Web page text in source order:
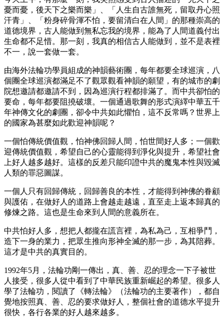
憂而憂，後天下之樂而樂」、「人生自古誰無死，留取丹心照
汗青」、「粉身碎骨渾不怕，要留清白在人間」的那種崇高的
道德境界，古人能做到無私忘我的境界，能為了人間道義付出
生命都不足惜。那一刻，我真的相信古人能做到，並不是表裡
不一，說一套做一套。
由海外法輪功學員組成的神韻藝術團，每年都要全球巡演，八
個團全球巡演都滿足不了觀眾觀看神韻的願望，有的城市的劇
院想邀請都邀請不到，因為巡演行程都排滿了。而中共卻怕的
要命，每年都要阻撓破壞。一個通過歌舞的形式演繹中華五千
年神傳文化的劇團，卻令中共如此懼怕，這不反常嗎？世界上
的國家為甚麼如此歡迎神韻呢？
一個怕傳統價值觀，怕神佛回歸人間，怕世間好人多；一個歡
迎傳統價值觀，希望自己的心靈能得到淨化與提升，希望社會
上好人越多越好。這樣的反差只能印證中共的魔鬼本性與毀滅
人類的罪惡圖謀。
一個人只有回歸傳統，回歸善良的本性，才能得到神佛的眷顧
與護佑，在做好人的道路上會越走越遠，直至走上返本歸真的
修煉之路。這也是生命來到人間的意義所在。
中共怕好人多，想把人都攏在謊言裡，為私為己，互相爭鬥，
造下一身的業力，把眾生推向形神全滅的那一步，為其陪葬。
這才是中共的真實目的。
1992年5月，法輪功剛一傳出，真、善、忍的理念一下子被世
人接受，很多人從中看到了中華民族重新崛起的希望。很多人
學了法輪功，閱讀了《轉法輪》（法輪功的主要著作），都自
覺地按照真、善、忍的要求做好人，整個社會的道德水平提升
很快，各行各業的好人越來越多。